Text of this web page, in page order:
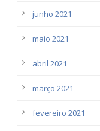
junho 2021
maio 2021
abril 2021
março 2021
fevereiro 2021